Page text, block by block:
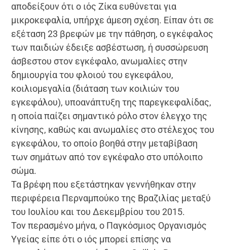
αποδείξουν ότι ο ιός Ζίκα ευθύνεται για
μικροκεφαλία, υπήρχε άμεση σχέση. Είπαν ότι σε
εξέταση 23 βρεφών με την πάθηση, ο εγκέφαλος
των παιδιών έδειξε ασβέστωση, ή συσσώρευση
άσβεστου στον εγκέφαλο, ανωμαλίες στην
δημιουργία του φλοιού του εγκεφάλου,
κοιλιομεγαλία (διάταση των κοιλιών του
εγκεφάλου), υποανάπτυξη της παρεγκεφαλίδας,
η οποία παίζει σημαντικό ρόλο στον έλεγχο της
κίνησης, καθώς και ανωμαλίες στο στέλεχος του
εγκεφάλου, το οποίο βοηθά στην μεταβίβαση
των σημάτων από τον εγκέφαλο στο υπόλοιπο
σώμα.
Τα βρέφη που εξετάστηκαν γεννήθηκαν στην
περιφέρεια Περναμπούκο της Βραζιλίας μεταξύ
του Ιουλίου και του Δεκεμβρίου του 2015.
Τον περασμένο μήνα, ο Παγκόσμιος Οργανισμός
Υγείας είπε ότι ο ιός μπορεί επίσης να